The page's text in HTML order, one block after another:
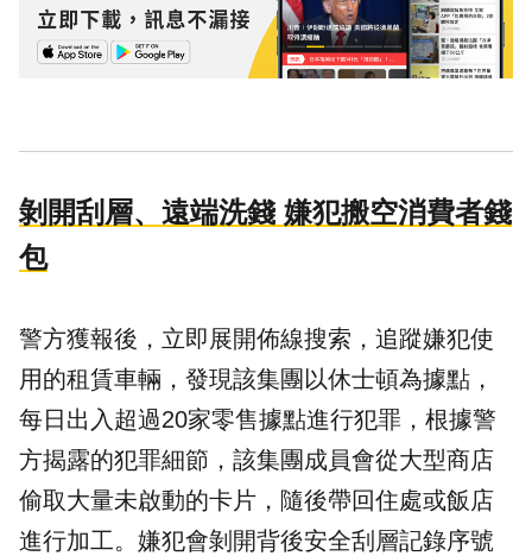
剝開刮層、遠端洗錢 嫌犯搬空消費者錢
包
警方獲報後，立即展開佈線搜索，追蹤嫌犯使
用的租賃車輛，發現該集團以休士頓為據點，
每日出入超過20家零售據點進行犯罪，根據警
方揭露的犯罪細節，該集團成員會從大型商店
偷取大量未啟動的卡片，隨後帶回住處或飯店
進行加工。嫌犯會剝開背後安全刮層記錄序號